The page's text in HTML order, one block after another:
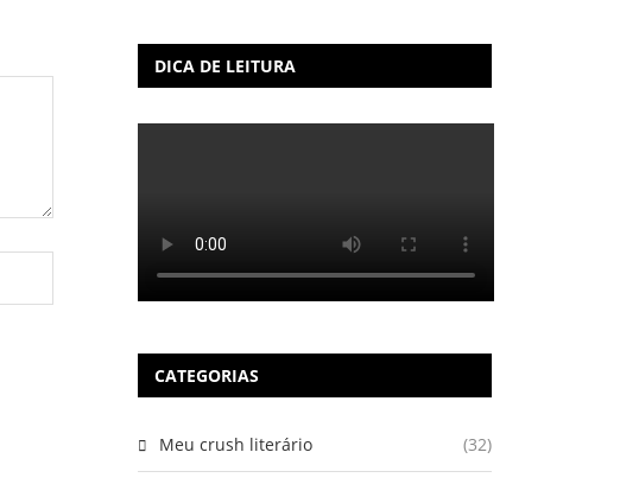
DICA DE LEITURA
CATEGORIAS
Meu crush literário (32)